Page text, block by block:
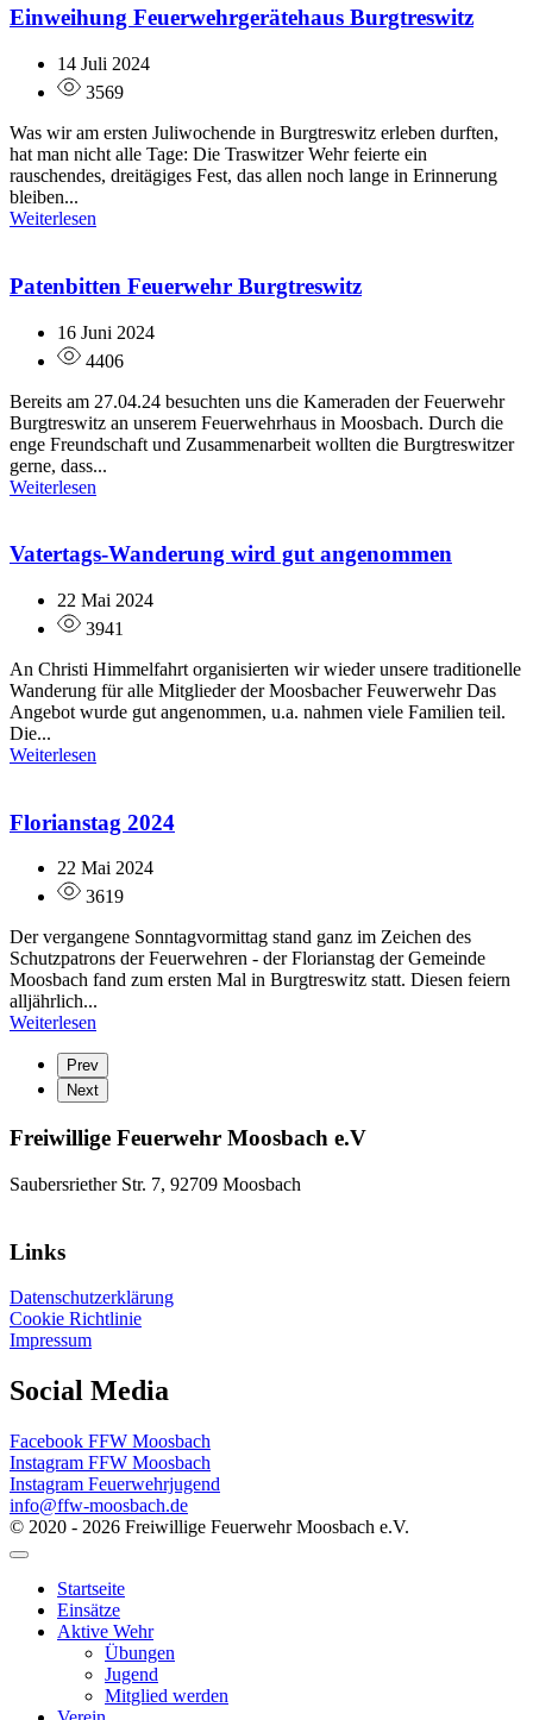
Einweihung Feuerwehrgerätehaus Burgtreswitz
14 Juli 2024
3569
Was wir am ersten Juliwochende in Burgtreswitz erleben durften,
hat man nicht alle Tage: Die Traswitzer Wehr feierte ein
rauschendes, dreitägiges Fest, das allen noch lange in Erinnerung
bleiben...
Weiterlesen
Patenbitten Feuerwehr Burgtreswitz
16 Juni 2024
4406
Bereits am 27.04.24 besuchten uns die Kameraden der Feuerwehr
Burgtreswitz an unserem Feuerwehrhaus in Moosbach. Durch die
enge Freundschaft und Zusammenarbeit wollten die Burgtreswitzer
gerne, dass...
Weiterlesen
Vatertags-Wanderung wird gut angenommen
22 Mai 2024
3941
An Christi Himmelfahrt organisierten wir wieder unsere traditionelle
Wanderung für alle Mitglieder der Moosbacher Feuwerwehr Das
Angebot wurde gut angenommen, u.a. nahmen viele Familien teil.
Die...
Weiterlesen
Florianstag 2024
22 Mai 2024
3619
Der vergangene Sonntagvormittag stand ganz im Zeichen des
Schutzpatrons der Feuerwehren - der Florianstag der Gemeinde
Moosbach fand zum ersten Mal in Burgtreswitz statt. Diesen feiern
alljährlich...
Weiterlesen
Prev
Next
Freiwillige Feuerwehr Moosbach e.V
Saubersriether Str. 7, 92709 Moosbach
Links
Datenschutzerklärung
Cookie Richtlinie
Impressum
Social Media
Facebook FFW Moosbach
Instagram FFW Moosbach
Instagram Feuerwehrjugend
info@ffw-moosbach.de
© 2020 - 2026 Freiwillige Feuerwehr Moosbach e.V.
Startseite
Einsätze
Aktive Wehr
Übungen
Jugend
Mitglied werden